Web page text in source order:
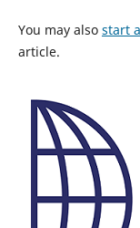
You may also start
article.